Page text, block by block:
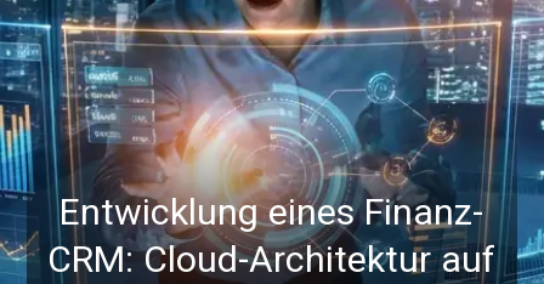
Entwicklung eines Finanz-
CRM: Cloud-Architektur auf